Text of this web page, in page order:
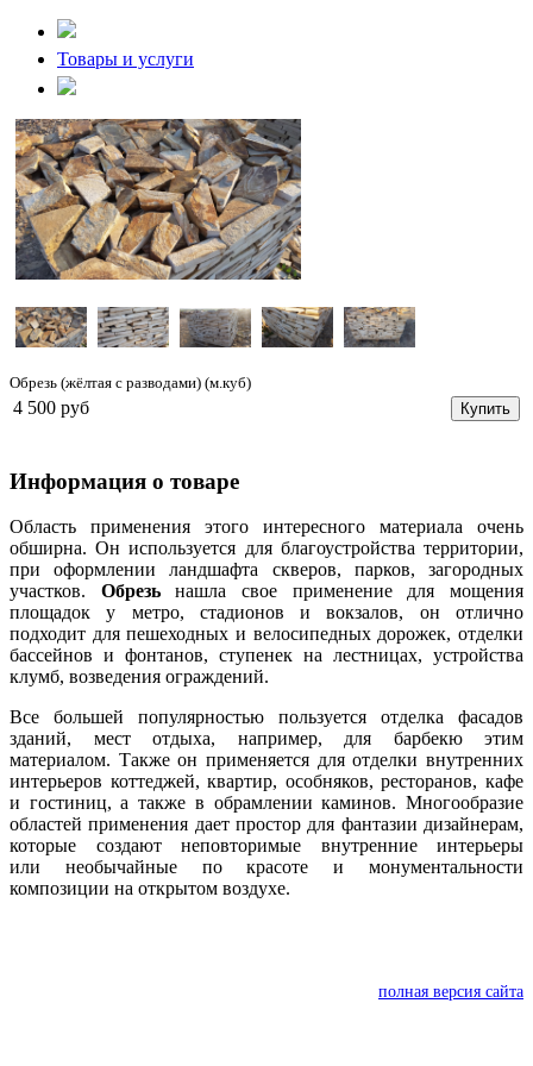
Товары и услуги
Обрезь (жёлтая с разводами) (м.куб)
4 500 руб Купить
Информация о товаре
Область применения этого интересного материала очень
обширна. Он используется для благоустройства территории,
при оформлении ландшафта скверов, парков, загородных
участков. Обрезьнашла свое применение для мощения
площадок у метро, стадионов и вокзалов, он отлично
подходит для пешеходных и велосипедных дорожек, отделки
бассейнов и фонтанов, ступенек на лестницах, устройства
клумб, возведения ограждений.
Все большей популярностью пользуется отделка фасадов
зданий, мест отдыха, например, для барбекю этим
материалом. Также он применяется для отделки внутренних
интерьеров коттеджей, квартир, особняков, ресторанов, кафе
и гостиниц, а также в обрамлении каминов. Многообразие
областей применения дает простор для фантазии дизайнерам,
которые создают неповторимые внутренние интерьеры
или необычайные по красоте и монументальности
композиции на открытом воздухе.
полная версия сайта